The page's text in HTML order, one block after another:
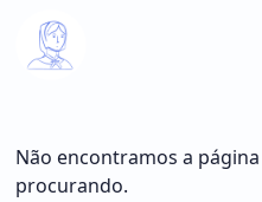
Não encontramos a
procurando.